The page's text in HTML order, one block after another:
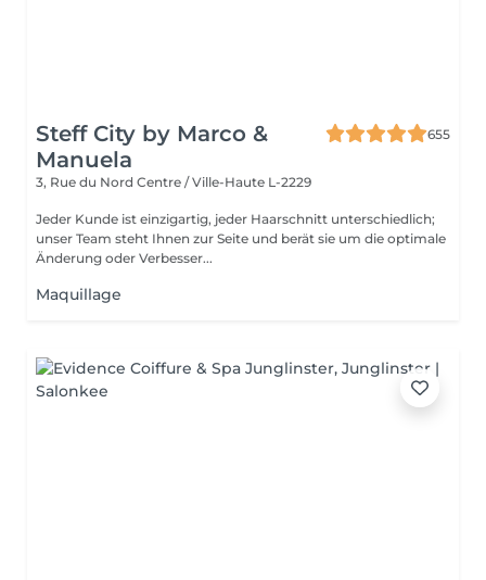
Steff City by Marco &
Manuela
655
3, Rue du Nord Centre / Ville-Haute L-2229
Jeder Kunde ist einzigartig, jeder Haarschnitt unterschiedlich;
unser Team steht Ihnen zur Seite und berät sie um die optimale
Änderung oder Verbesser...
Maquillage